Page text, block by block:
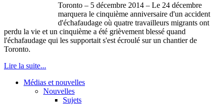
Toronto – 5 décembre 2014 – Le 24 décembre
marquera le cinquième anniversaire d'un accident
d'échafaudage où quatre travailleurs migrants ont
perdu la vie et un cinquième a été grièvement blessé quand
l'échafaudage qui les supportait s'est écroulé sur un chantier de
Toronto.
Lire la suite...
Médias et nouvelles
Nouvelles
Sujets